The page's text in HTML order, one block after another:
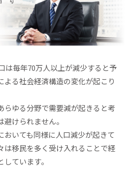
は毎年70万人以上が減少すると予
よる社会経済構造の変化が起こり
らゆる分野で需要減が起きると考
けられません。
おいても同様に人口減少が起きて
は移民を多く受け入れることで経
ています。